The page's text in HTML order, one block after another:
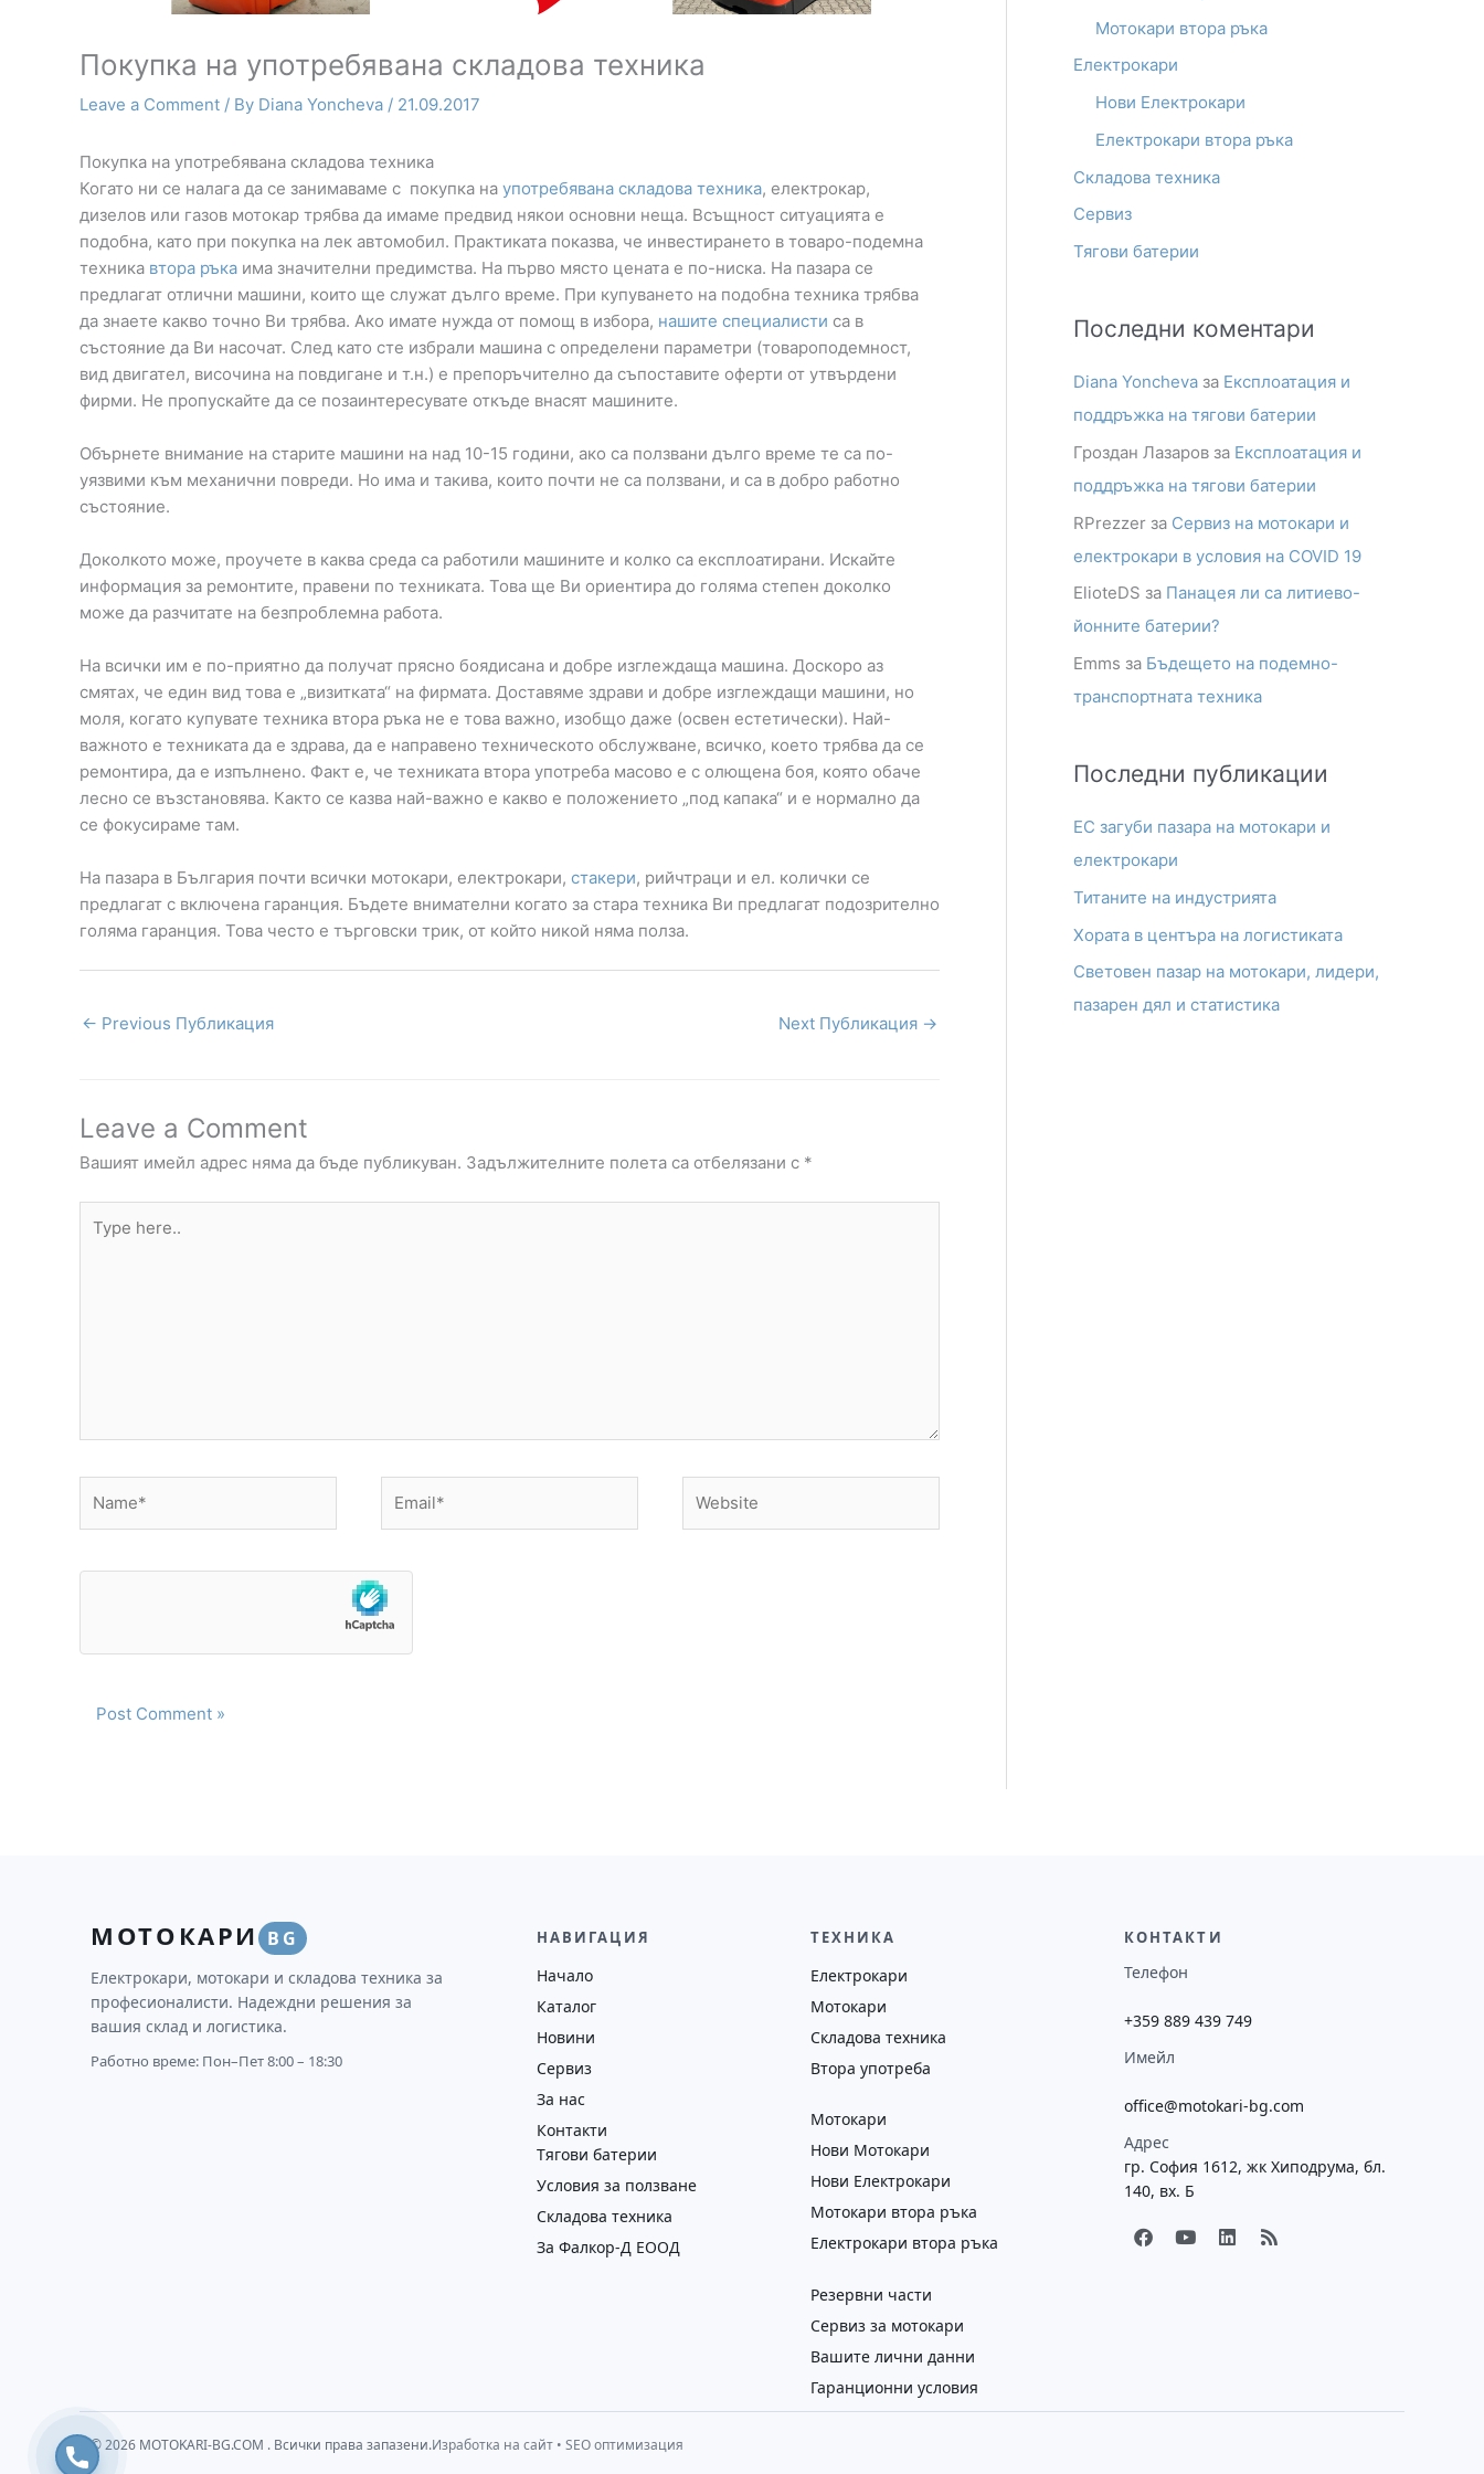
Покупка на употребявана складова техника
Leave a Comment / By Diana Yoncheva / 21.09.2017
Покупка на употребявана складова техника
Когато ни се налага да се занимаваме с покупка на употребявана складова техника, електрокар,
дизелов или газов мотокар трябва да имаме предвид някои основни неща. Всъщност ситуацията е
подобна, като при покупка на лек автомобил. Практиката показва, че инвестирането в товаро-подемна
техника втора ръка има значителни предимства. На първо място цената е по-ниска. На пазара се
предлагат отлични машини, които ще служат дълго време. При купуването на подобна техника трябва
да знаете какво точно Ви трябва. Ако имате нужда от помощ в избора, нашите специалисти са в
състояние да Ви насочат. След като сте избрали машина с определени параметри (товароподемност,
вид двигател, височина на повдигане и т.н.) е препоръчително да съпоставите оферти от утвърдени
фирми. Не пропускайте да се позаинтересувате откъде внасят машините.
Обърнете внимание на старите машини на над 10-15 години, ако са ползвани дълго време те са по-
уязвими към механични повреди. Но има и такива, които почти не са ползвани, и са в добро работно
състояние.
Доколкото може, проучете в каква среда са работили машините и колко са експлоатирани. Искайте
информация за ремонтите, правени по техниката. Това ще Ви ориентира до голяма степен доколко
може да разчитате на безпроблемна работа.
На всички им е по-приятно да получат прясно боядисана и добре изглеждаща машина. Доскоро аз
смятах, че един вид това е „визитката“ на фирмата. Доставяме здрави и добре изглеждащи машини, но
моля, когато купувате техника втора ръка не е това важно, изобщо даже (освен естетически). Най-
важното е техниката да е здрава, да е направено техническото обслужване, всичко, което трябва да се
ремонтира, да е изпълнено. Факт е, че техниката втора употреба масово е с олющена боя, която обаче
лесно се възстановява. Както се казва най-важно е какво е положението „под капака“ и е нормално да
се фокусираме там.
На пазара в България почти всички мотокари, електрокари, стакери, рийчтраци и ел. колички се
предлагат с включена гаранция. Бъдете внимателни когато за стара техника Ви предлагат подозрително
голяма гаранция. Това често е търговски трик, от който никой няма полза.
← Previous Публикация Next Публикация →
Leave a Comment
Вашият имейл адрес няма да бъде публикуван. Задължителните полета са отбелязани с *
here..
f
Мотокари втора ръка
Електрокари
Нови Електрокари
Електрокари втора ръка
Складова техника
Сервиз
Тягови батерии
Последни коментари
Diana Yoncheva за Експлоатация и
поддръжка на тягови батерии
Гроздан Лазаров за Експлоатация и
поддръжка на тягови батерии
RPrezzer за Сервиз на мотокари и
електрокари в условия на COVID 19
ElioteDS за Панацея ли са литиево-
йонните батерии?
Emms за Бъдещето на подемно-
транспортната техника
Последни публикации
ЕС загуби пазара на мотокари и
електрокари
Титаните на индустрията
Хората в центъра на логистиката
Световен пазар на мотокари, лидери,
пазарен дял и статистика
МОТОКАРИ BG
Електрокари, мотокари и складова техника за
професионалисти. Надеждни решения за
вашия склад и логистика.
Работно време: Пон–Пет 8:00 – 18:30
НАВИГАЦИЯ
Начало
Каталог
Новини
Сервиз
За нас
Контакти
Тягови батерии
Условия за ползване
Складова техника
За Фалкор-Д ЕООД
ТЕХНИКА
Електрокари
Мотокари
Складова техника
Втора употреба
Мотокари
Нови Мотокари
Нови Електрокари
Мотокари втора ръка
Електрокари втора ръка
Резервни части
Сервиз за мотокари
Вашите лични данни
Гаранционни условия
КОНТАКТИ
Телефон
+359 889 439 749
Имейл
office@motokari-bg.com
Адрес
гр. София 1612, жк Хиподрума, бл.
140, вх. Б
F
a
Y
o
L
i
R
s
© 2026 MOTOKARI-BG.COM . Всички права запазени.Изработка на сайт • SEO оптимизация